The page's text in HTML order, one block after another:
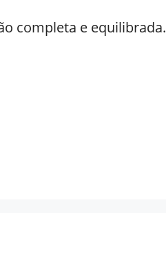
completa e equilibrada.